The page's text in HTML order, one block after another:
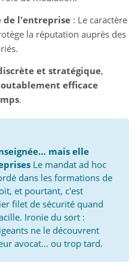
de l'entreprise : Le caractère
la réputation auprès des
et stratégique,
efficace
.
mais elle
Le mandat ad hoc
dans les formations de
et pourtant, c'est
filet de sécurité quand
Ironie du sort :
ne le découvrent
avocat… ou trop tard.